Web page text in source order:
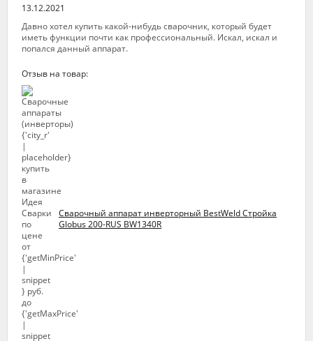
13.12.2021
Давно хотел купить какой-нибудь сварочник, который будет
иметь функции почти как профессиональный. Искал, искал и
попался данный аппарат.
Отзыв на товар:
Сварочный аппарат инверторный BestWeld Стройка
Globus 200-RUS BW1340R